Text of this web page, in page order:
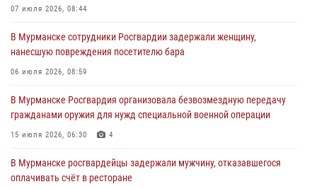
Сотрудники Росгвардии задержали мужчину, не оплатившего счет в
30 июля 2026, 14:09
В Управлении Росгвардии по Мурманской области прошло пожарно-
30 июля 2026, 14:05
В Управлении Росгвардии по Мурманской области состоялось
равноапостольного великого князя Владимира
29 июля 2026, 12:17 4
07 июля 2026, 08:44
В Мурманске сотрудники Росгвардии задержали женщину,
нанесшую повреждения посетителю бара
06 июля 2026, 08:59
В Мурманске Росгвардия организовала безвозмездную передачу
гражданами оружия для нужд специальной военной операции
15 июля 2026, 06:30 4
В Мурманске росгвардейцы задержали мужчину, отказавшегося
оплачивать счёт в ресторане